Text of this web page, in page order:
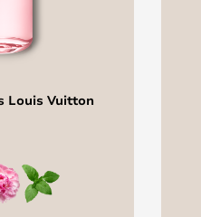
Louis Vuitton